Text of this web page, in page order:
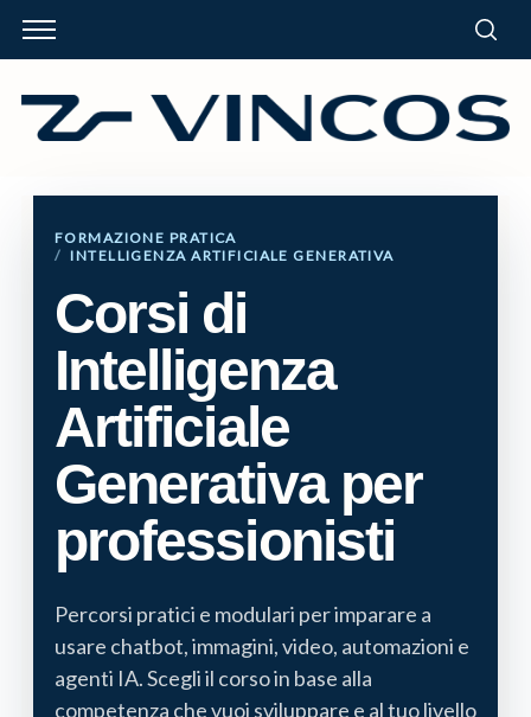
Corsi di Intelligenza Artificiale
FORMAZIONE PRATICA
INTELLIGENZA ARTIFICIALE GENERATIVA
Corsi di
Intelligenza
Artificiale
Generativa per
professionisti
Percorsi pratici e modulari per imparare a
usare chatbot, immagini, video, automazioni e
agenti IA. Scegli il corso in base alla
competenza che vuoi sviluppare e al tuo livello